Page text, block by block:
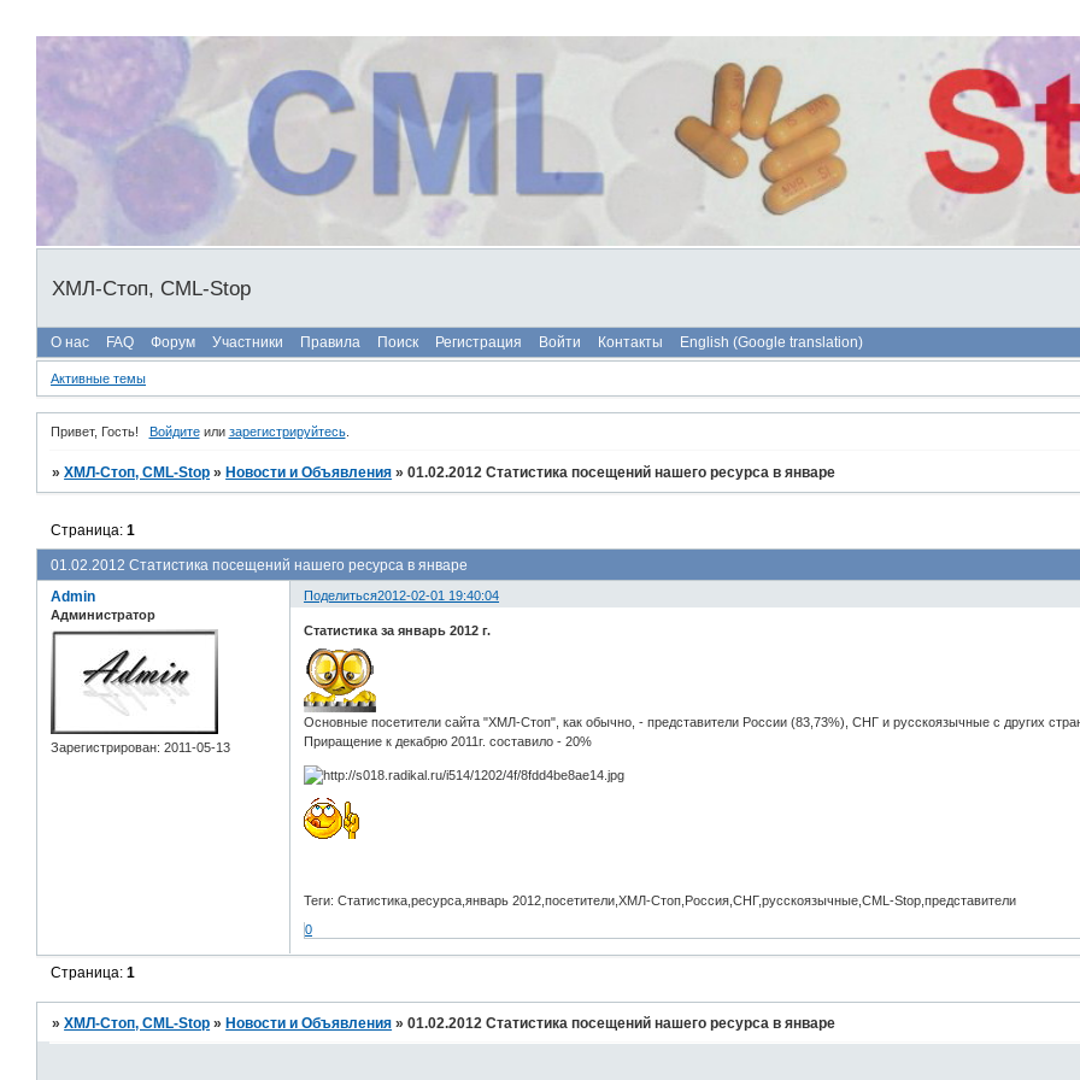
ХМЛ-Стоп, CML-Stop
О нас FAQ Форум Участники Правила Поиск Регистрация Войти Контакты English (Google translation)
Активные темы
Привет, Гость! Войдитеили зарегистрируйтесь.
»ХМЛ-Стоп, CML-Stop »Новости и Объявления »01.02.2012 Статистика посещений нашего ресурса в январе
01.02.2012 Статистика посещений нашего ресурса в январе
Страница:1
Поделиться2012-02-01 19:40:04
Admin
Администратор
Зарегистрирован: 2011-05-13
Статистика за январь 2012 г.
Основные посетители сайта "ХМЛ-Стоп", как обычно, - представители России (83,73%), СНГ и русскоязычные с других
Приращение к декабрю 2011г. составило - 20%
Теги: Статистика,ресурса,январь 2012,посетители,ХМЛ-Стоп,Россия,СНГ,русскоязычные,CML-Stop,представители
0
Страница:1
»ХМЛ-Стоп, CML-Stop » Новости и Объявления »01.02.2012 Статистика посещений нашего ресурса в январе